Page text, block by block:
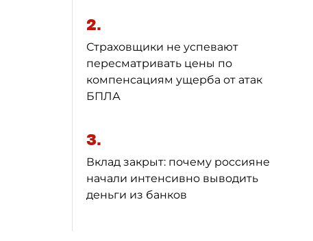
2.
Страховщики не успевают
пересматривать цены по
компенсациям ущерба от атак
БПЛА
3.
Вклад закрыт: почему россияне
начали интенсивно выводить
деньги из банков